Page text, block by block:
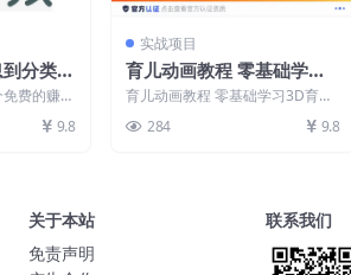
分类广
美
可赚钱
费的赚钱
...
9.8
实战项目
育儿动画教程 零基础学习3
D育儿动画，适合不想出镜
想做育儿赛道的宝爸宝妈和
老师们
育儿动画教程 零基础学习3D育儿
的宝爸宝妈和老师们...
284 9.8
关于本站
免责声明
联系我们